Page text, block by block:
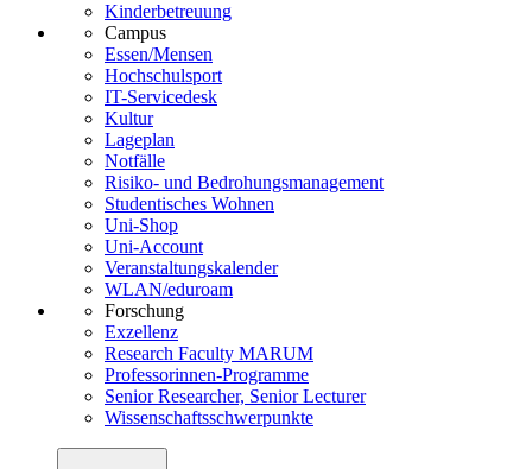
Kinderbetreuung
Campus
Essen/Mensen
Hochschulsport
IT-Servicedesk
Kultur
Lageplan
Notfälle
Risiko- und Bedrohungsmanagement
Studentisches Wohnen
Uni-Shop
Uni-Account
Veranstaltungskalender
WLAN/eduroam
Forschung
Exzellenz
Research Faculty MARUM
Professorinnen-Programme
Senior Researcher, Senior Lecturer
Wissenschaftsschwerpunkte